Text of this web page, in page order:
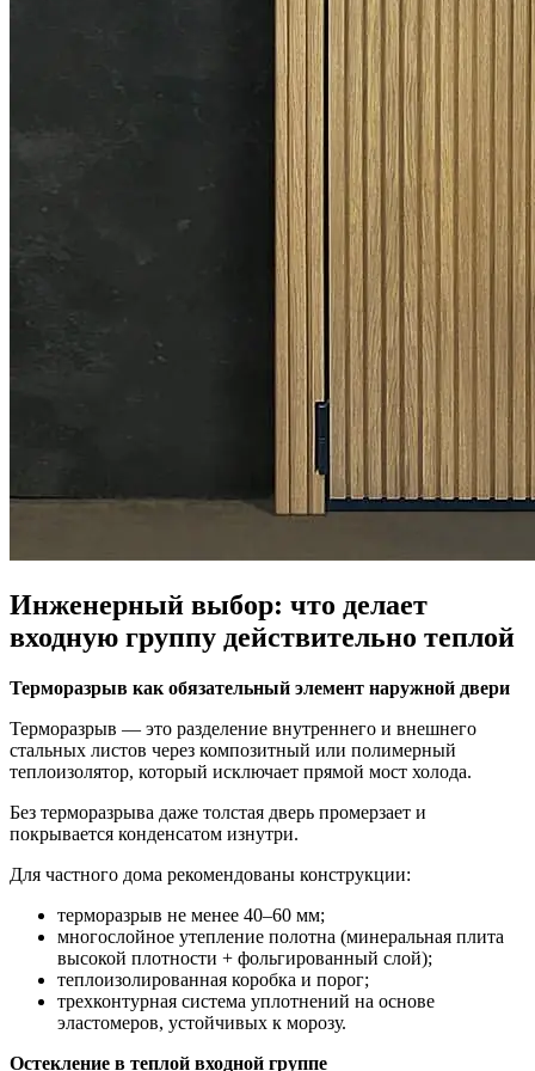
Инженерный выбор: что делает
входную группу действительно теплой
Терморазрыв как обязательный элемент наружной двери
Терморазрыв — это разделение внутреннего и внешнего
стальных листов через композитный или полимерный
теплоизолятор, который исключает прямой мост холода.
Без терморазрыва даже толстая дверь промерзает и
покрывается конденсатом изнутри.
Для частного дома рекомендованы конструкции:
терморазрыв не менее 40–60 мм;
многослойное утепление полотна (минеральная плита
высокой плотности + фольгированный слой);
теплоизолированная коробка и порог;
трехконтурная система уплотнений на основе
эластомеров, устойчивых к морозу.
Остекление в теплой входной группе